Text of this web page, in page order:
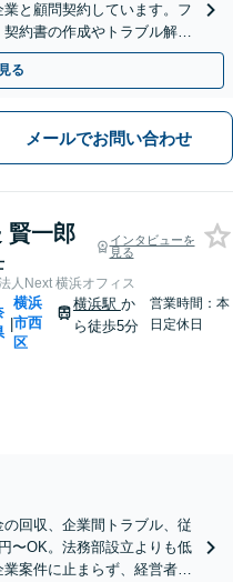
と顧問契約しています。フ
約書の作成やトラブル解決
る
メールでお問い合わせ
賢一郎
インタビューを
見る
人Next 横浜オフィス
|
横浜
市西
区
横浜駅 か
ら徒歩5分
営業時間：本
日定休日
の回収、企業間トラブル、従
〜OK。法務部設立よりも低
案件に止まらず、経営者の